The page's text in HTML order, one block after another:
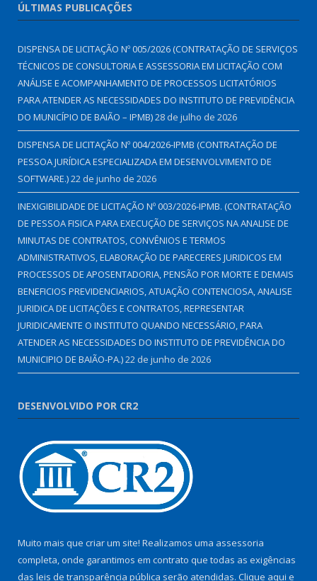
ÚLTIMAS PUBLICAÇÕES
DISPENSA DE LICITAÇÃO Nº 005/2026 (CONTRATAÇÃO DE SERVIÇOS
TÉCNICOS DE CONSULTORIA E ASSESSORIA EM LICITAÇÃO COM
ANÁLISE E ACOMPANHAMENTO DE PROCESSOS LICITATÓRIOS
PARA ATENDER AS NECESSIDADES DO INSTITUTO DE PREVIDÊNCIA
DO MUNICÍPIO DE BAIÃO – IPMB)28 de julho de 2026
DISPENSA DE LICITAÇÃO Nº 004/2026-IPMB (CONTRATAÇÃO DE
PESSOA JURÍDICA ESPECIALIZADA EM DESENVOLVIMENTO DE
SOFTWARE.)22 de junho de 2026
INEXIGIBILIDADE DE LICITAÇÃO Nº 003/2026-IPMB. (CONTRATAÇÃO
DE PESSOA FISICA PARA EXECUÇÃO DE SERVIÇOS NA ANALISE DE
MINUTAS DE CONTRATOS, CONVÊNIOS E TERMOS
ADMINISTRATIVOS, ELABORAÇÃO DE PARECERES JURIDICOS EM
PROCESSOS DE APOSENTADORIA, PENSÃO POR MORTE E DEMAIS
BENEFICIOS PREVIDENCIARIOS, ATUAÇÃO CONTENCIOSA, ANALISE
JURIDICA DE LICITAÇÕES E CONTRATOS, REPRESENTAR
JURIDICAMENTE O INSTITUTO QUANDO NECESSÁRIO, PARA
ATENDER AS NECESSIDADES DO INSTITUTO DE PREVIDÊNCIA DO
MUNICIPIO DE BAIÃO-PA.)22 de junho de 2026
DESENVOLVIDO POR CR2
Muito mais que criar um site! Realizamos uma assessoria
completa, onde garantimos em contrato que todas as exigências
das leis de transparência pública serão atendidas. Clique aqui e